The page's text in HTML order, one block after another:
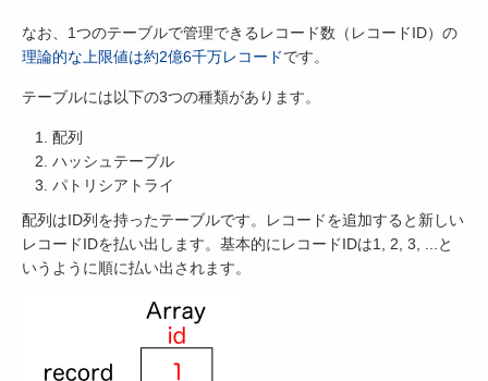
なお、1つのテーブルで管理できるレコード数（レコードID）の
理論的な上限値は約2億6千万レコードです。
テーブルには以下の3つの種類があります。
配列
ハッシュテーブル
パトリシアトライ
配列はID列を持ったテーブルです。レコードを追加すると新しい
レコードIDを払い出します。基本的にレコードIDは1, 2, 3, ...と
いうように順に払い出されます。